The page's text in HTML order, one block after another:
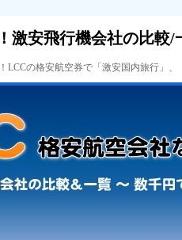
激安飛行機会社の比較/
LCCの格安航空券で「激安国内旅行」